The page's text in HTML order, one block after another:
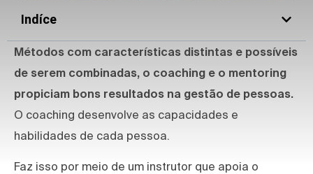
Indíce
Métodos com características distintas e possíveis
de serem combinadas, o coaching e o mentoring
propiciam bons resultados na gestão de pessoas.
O coaching desenvolve as capacidades e
habilidades de cada pessoa.
Faz isso por meio de um instrutor que apoia o